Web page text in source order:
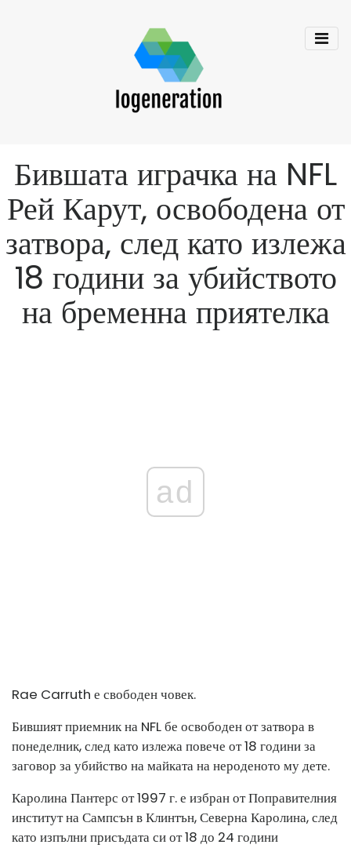
Бившата играчка на NFL
Рей Карут, освободена от
затвора, след като излежа
18 години за убийството
на бременна приятелка
ad
Rae Carruth е свободен човек.
Бившият приемник на NFL бе освободен от затвора в
понеделник, след като излежа повече от 18 години за
заговор за убийство на майката на нероденото му дете.
Каролина Пантерс от 1997 г. е избран от Поправителния
институт на Сампсън в Клинтън, Северна Каролина, след
като изпълни присъдата си от 18 до 24 години